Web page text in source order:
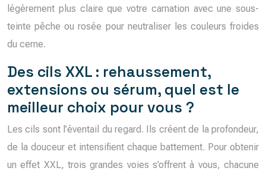
légèrement plus claire que votre carnation avec une sous-
teinte pêche ou rosée pour neutraliser les couleurs froides
du cerne.
Des cils XXL : rehaussement,
extensions ou sérum, quel est le
meilleur choix pour vous ?
Les cils sont l’éventail du regard. Ils créent de la profondeur,
de la douceur et intensifient chaque battement. Pour obtenir
un effet XXL, trois grandes voies s’offrent à vous, chacune